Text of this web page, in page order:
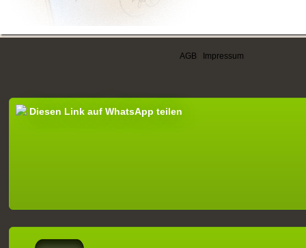
AGB Impressum
Diesen Link auf WhatsApp teilen